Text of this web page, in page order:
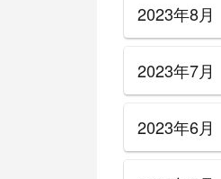
2023年8月
2023年7月
2023年6月